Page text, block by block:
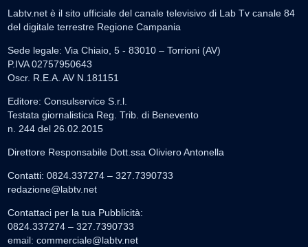
Labtv.net è il sito ufficiale del canale televisivo di Lab Tv canale 84
del digitale terrestre Regione Campania
Sede legale: Via Chiaio, 5 - 83010 – Torrioni (AV)
P.IVA 02757950643
Oscr. R.E.A. AV N.181151
Editore: Consulservice S.r.l.
Testata giornalistica Reg. Trib. di Benevento
n. 244 del 26.02.2015
Direttore Responsabile Dott.ssa Oliviero Antonella
Contatti: 0824.337274 – 327.7390733
redazione@labtv.net
Contattaci per la tua Pubblicità:
0824.337274 – 327.7390733
email: commerciale@labtv.net